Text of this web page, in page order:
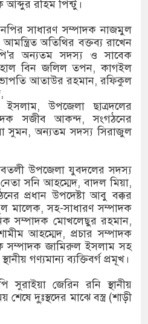
মানুষ
আব্দুর রহিম পিন্টু।
সাধারণ সম্পাদক নাজমুল
অতিথির বক্তব্য রাখেন
অন্যতম সদস্য ও সাবেক
বিন জলিল তপন, কাগইল
আতাউর রহমান, রফিকুল
ইসলাম, উপজেলা ছাত্রদলের
সজীব আকন্দ, সংগঠনের
সুমন, অন্যতম সদস্য সিরাজুল
উপজেলা যুবদলের সদস্য
সনি আহম্মেদ, বাদল মিয়া,
প্রধান উপদেষ্টা আবু বক্কর
মালেক, সহ-সাধারণ সম্পাদক
সম্পাদক মোখলেছুর রহমান,
আহম্মেদ, প্রচার সম্পাদক
সম্পাদক জামিরুল ইসলাম সহ
গণ্যমান্য ব্যক্তিবর্গ প্রমূখ।
সুরাইয়া জেরিন রনি স্থানীয়
দু্ঃস্থদের মাঝে বস্ত্র (শাড়ী